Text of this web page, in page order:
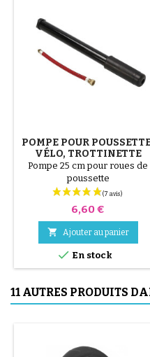
POMPE POUR
VÉLO, TROTTINETTE
Pompe 25 cm pour roues de
poussette
Prix
6,60 €
 Ajouter au panier
 En stock
11 AUTRES PRODUITS